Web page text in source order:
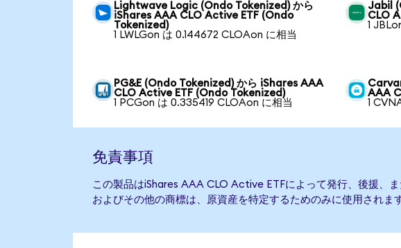
Lightwave Logic (Ondo Tokenized) から
iShares AAA CLO Active ETF (Ondo
Tokenized)
1 LWLGon は 0.144672 CLOAon に相当
Jabil
CLO
1
PG&E (Ondo Tokenized) から iShares AAA
CLO Active ETF (Ondo Tokenized)
1 PCGon は 0.335419 CLOAon に相当
AAA
1
免責事項
この製品はiShares AAA CLO Active ETFによって発行、後援、
およびその他の商標は、原資産を特定するためのみに使用されます